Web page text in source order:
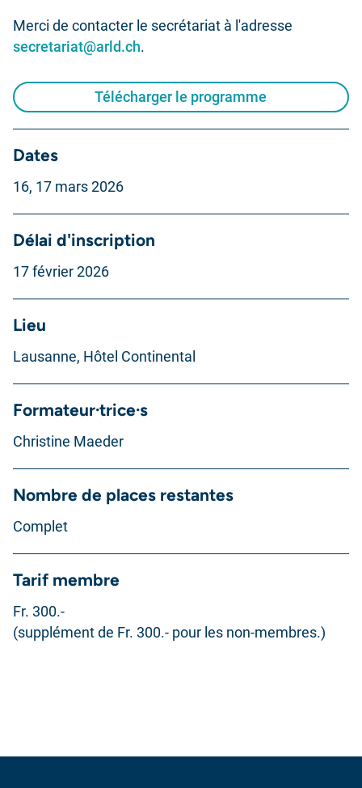
Merci de contacter le secrétariat à l'adresse
secretariat@arld.ch.
Télécharger le programme
Dates
16, 17 mars 2026
Délai d'inscription
17 février 2026
Lieu
Lausanne, Hôtel Continental
Formateur·trice·s
Christine Maeder
Nombre de places restantes
Complet
Tarif membre
Fr. 300.-
(supplément de Fr. 300.- pour les non-membres.)